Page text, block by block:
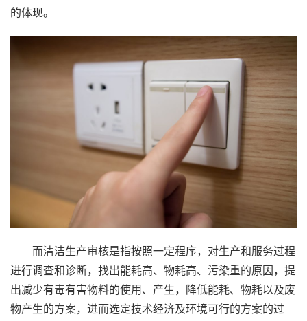
的体现。
而清洁生产审核是指按照一定程序，对生产和服务过程
进行调查和诊断，找出能耗高、物耗高、污染重的原因，提
出减少有毒有害物料的使用、产生，降低能耗、物耗以及废
物产生的方案，进而选定技术经济及环境可行的方案的过